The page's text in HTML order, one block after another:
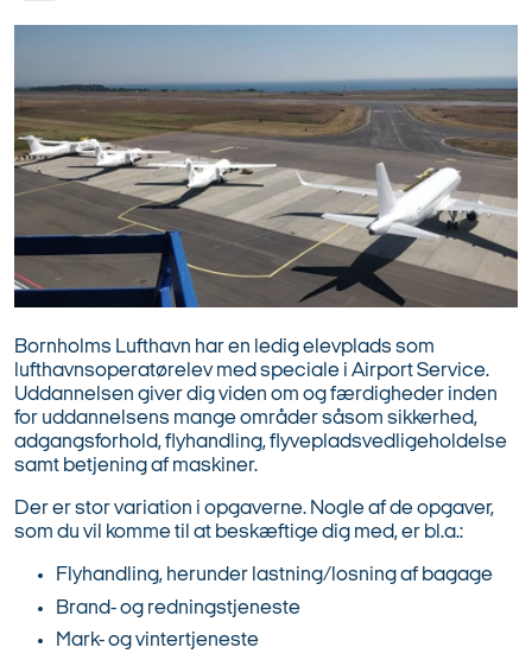
Bornholms Lufthavn har en ledig elevplads som
lufthavnsoperatørelev med speciale i Airport Service.
Uddannelsen giver dig viden om og færdigheder inden
for uddannelsens mange områder såsom sikkerhed,
adgangsforhold, flyhandling, flyvepladsvedligeholdelse
samt betjening af maskiner.
Der er stor variation i opgaverne. Nogle af de opgaver,
som du vil komme til at beskæftige dig med, er bl.a.:
Flyhandling, herunder lastning/losning af bagage
Brand- og redningstjeneste
Mark- og vintertjeneste